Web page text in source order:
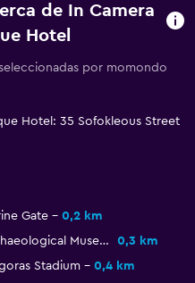
de In Camera
Hotel
por momondo
Hotel: 35 Sofokleous Street
Gate
0,2 km
Archaeological Museum of Rhodes
0,3 km
Stadium
0,4 km